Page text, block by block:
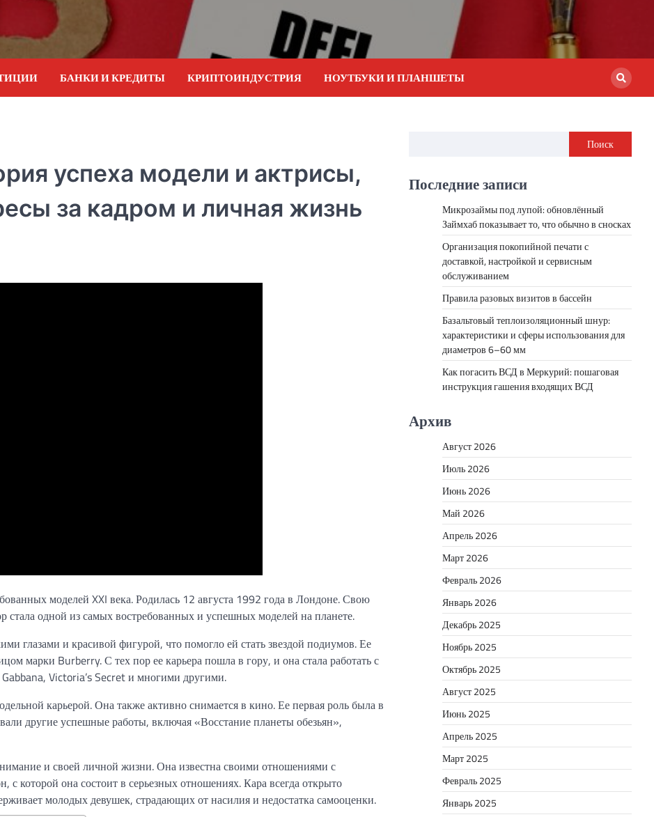
БАНКИ И КРЕДИТЫ КРИПТОИНДУСТРИЯ НОУТБУКИ И ПЛАНШЕТЫ
успеха модели и актрисы,
за кадром и личная жизнь
моделей XXI века. Родилась 12 августа 1992 года в Лондоне. Свою
стала одной из самых востребованных и успешных моделей на планете.
глазами и красивой фигурой, что помогло ей стать звездой подиумов. Ее
марки Burberry. С тех пор ее карьера пошла в гору, и она стала работать с
Victoria’s Secret и многими другими.
карьерой. Она также активно снимается в кино. Ее первая роль была в
другие успешные работы, включая «Восстание планеты обезьян»,
и своей личной жизни. Она известна своими отношениями с
которой она состоит в серьезных отношениях. Кара всегда открыто
молодых девушек, страдающих от насилия и недостатка самооценки.
Поиск
Последние записи
Микрозаймы под лупой: обновлённый
Займхаб показывает то, что обычно в сносках
Организация покопийной печати с
доставкой, настройкой и сервисным
обслуживанием
Правила разовых визитов в бассейн
Базальтовый теплоизоляционный шнур:
характеристики и сферы использования для
диаметров 6–60 мм
Как погасить ВСД в Меркурий: пошаговая
инструкция гашения входящих ВСД
Архив
Август 2026
Июль 2026
Июнь 2026
Май 2026
Апрель 2026
Март 2026
Февраль 2026
Январь 2026
Декабрь 2025
Ноябрь 2025
Октябрь 2025
Август 2025
Июнь 2025
Апрель 2025
Март 2025
Февраль 2025
Январь 2025